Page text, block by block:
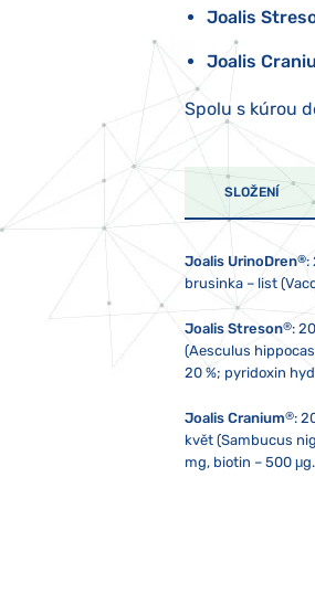
Joalis
Joalis
Spolu s kúrou
SLOŽENÍ
Joalis UrinoDren®:
brusinka – list
Joalis Streson®:
(Aesculus
20 %; pyridoxin
Joalis Cranium®:
květ (Sambucus
mg, biotin – 500 μg.
2x denně 10
Skladujte při
Přípravek není